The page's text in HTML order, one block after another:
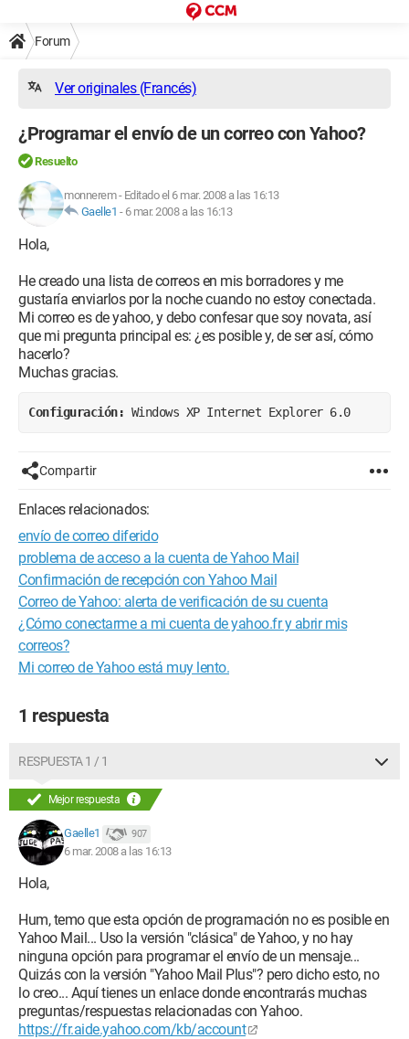
Forum
Ver originales (Francés)
¿Programar el envío de un correo con Yahoo?
Resuelto
monnerem- Editado el 6 mar. 2008 a las 16:13
Gaelle1 - 6 mar. 2008 a las 16:13
Hola,
He creado una lista de correos en mis borradores y me
gustaría enviarlos por la noche cuando no estoy conectada.
Mi correo es de yahoo, y debo confesar que soy novata, así
que mi pregunta principal es: ¿es posible y, de ser así, cómo
hacerlo?
Muchas gracias.
Configuración: Windows XP Internet Explorer 6.0
Compartir
Enlaces relacionados:
envío de correo diferido
problema de acceso a la cuenta de Yahoo Mail
Confirmación de recepción con Yahoo Mail
Correo de Yahoo: alerta de verificación de su cuenta
¿Cómo conectarme a mi cuenta de yahoo.fr y abrir mis
correos?
Mi correo de Yahoo está muy lento.
1 respuesta
RESPUESTA 1 / 1
Mejor respuesta
Gaelle1 907
6 mar. 2008 a las 16:13
Hola,
Hum, temo que esta opción de programación no es posible en
Yahoo Mail... Uso la versión "clásica" de Yahoo, y no hay
ninguna opción para programar el envío de un mensaje...
Quizás con la versión "Yahoo Mail Plus"? pero dicho esto, no
lo creo... Aquí tienes un enlace donde encontrarás muchas
preguntas/respuestas relacionadas con Yahoo.
https://fr.aide.yahoo.com/kb/account